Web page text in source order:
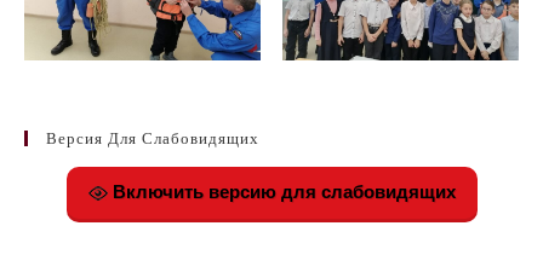
Версия Для Слабовидящих
Включить версию для слабовидящих